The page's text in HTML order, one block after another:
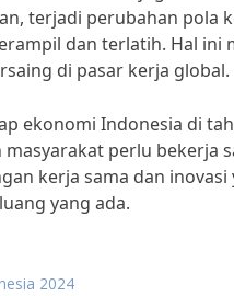
terjadi perubahan pola
dan terlatih. Hal ini
di pasar kerja global.
ekonomi Indonesia di
perlu bekerja
kerja sama dan
yang ada.
2024